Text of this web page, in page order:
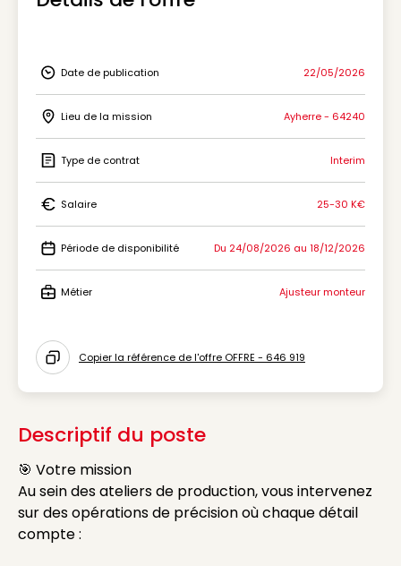
Icon Date de publication
Date de publication 22/05/2026
Icon Lieu de la mission
Lieu de la mission Ayherre - 64240
Icon Type de contrat
Type de contrat Interim
Icon Salaire
Salaire 25-30 K€
Icon Période de disponibilité
Période de disponibilité Du 24/08/2026 au 18/12/2026
Métier Ajusteur monteur
Icon copy to clipboard
Copier la référence de l'offre OFFRE - 646 919
Descriptif du poste
🎯 Votre mission
Au sein des ateliers de production, vous intervenez
sur des opérations de précision où chaque détail
compte :